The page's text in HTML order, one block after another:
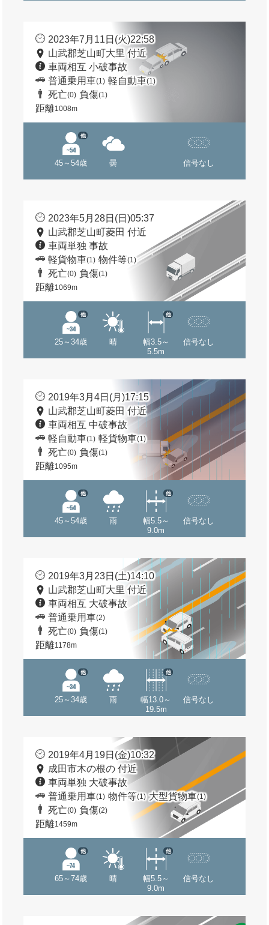
2023年7月11日(火)22:58
山武郡芝山町大里 付近
車両相互 小破事故
普通乗用車(1) 軽自動車(1)
死亡(0) 負傷(1)
距離1008m
45～54歳
他
曇 信号なし
2023年5月28日(日)05:37
山武郡芝山町菱田 付近
車両単独 事故
軽貨物車(1) 物件等(1)
死亡(0) 負傷(1)
距離1069m
25～34歳
他
晴
幅3.5～
5.5m
他
信号なし
2019年3月4日(月)17:15
山武郡芝山町菱田 付近
車両相互 中破事故
軽自動車(1) 軽貨物車(1)
死亡(0) 負傷(1)
距離1095m
45～54歳
他
雨
幅5.5～
9.0m
他
信号なし
2019年3月23日(土)14:10
山武郡芝山町大里 付近
車両相互 大破事故
普通乗用車(2)
死亡(0) 負傷(1)
距離1178m
25～34歳
他
雨
幅13.0～
19.5m
他
信号なし
2019年4月19日(金)10:32
成田市木の根の 付近
車両単独 大破事故
普通乗用車(1) 物件等(1) 大型貨物車(1)
死亡(0) 負傷(2)
距離1459m
65～74歳
他
晴
幅5.5～
9.0m
他
信号なし